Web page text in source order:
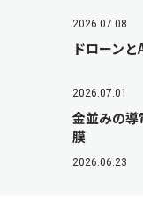
2026.07.08
ドローン
2026.07.01
金並みの
膜
2026.06.23